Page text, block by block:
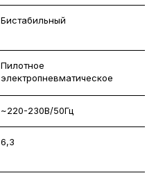
Бистабильный
Пилотное
электропневматическое
~220-230В/50Гц
6,3